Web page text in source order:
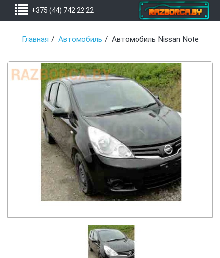
+375 (44) 742 22 22
Главная Автомобиль Автомобиль Nissan Note